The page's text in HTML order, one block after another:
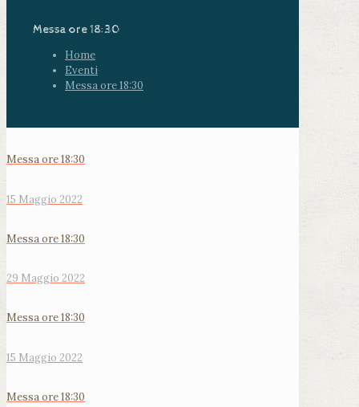
Messa ore 18:30
Home
Eventi
Messa ore 18:30
Messa ore 18:30
15 Maggio 2022
Messa ore 18:30
29 Maggio 2022
Messa ore 18:30
15 Maggio 2022
Messa ore 18:30